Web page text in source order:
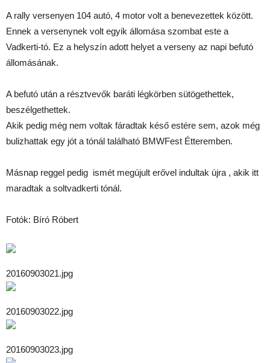
A rally versenyen 104 autó, 4 motor volt a benevezettek között.
Ennek a versenynek volt egyik állomása szombat este a
Vadkerti-tó. Ez a helyszín adott helyet a verseny az napi befutó
állomásának.
A befutó után a résztvevők baráti légkörben sütögethettek,
beszélgethettek.
Akik pedig még nem voltak fáradtak késő estére sem, azok még
bulizhattak egy jót a tónál található BMWFest Étteremben.
Másnap reggel pedig ismét megújult erővel indultak újra , akik itt
maradtak a soltvadkerti tónál.
Fotók: Bíró Róbert
20160903021.jpg
20160903022.jpg
20160903023.jpg